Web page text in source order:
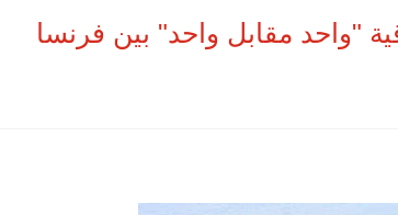
"واحد مقابل واحد" بين فرنسا